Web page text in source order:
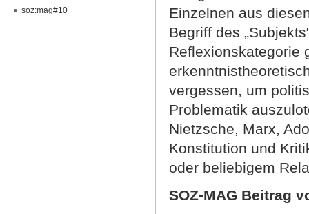
Einzelnen aus
Begriff des
Reflexionskategorie
vergessen, um
Problematik
Nietzsche, Marx,
Konstitution und
oder beliebigem
SOZ-MAG Beitrag
soz:mag#10